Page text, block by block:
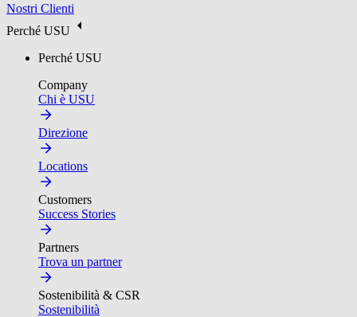
Nostri Clienti
Perché USU
Perché USU
Company
Chi è USU
Direzione
Locations
Customers
Success Stories
Partners
Trova un partner
Sostenibilità & CSR
Sostenibilità